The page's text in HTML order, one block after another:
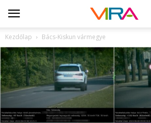
Kezdőlap Bács-Kiskun vármegye